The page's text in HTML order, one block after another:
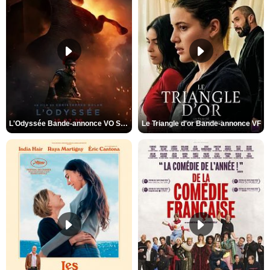
L'Odyssée Bande-annonce VO STFR Le Triangle d'or Bande-annonce VF